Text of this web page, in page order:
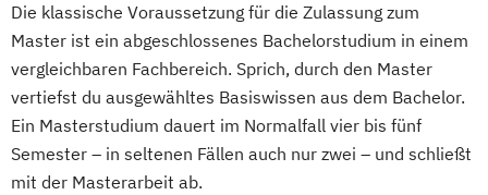
Gesundheits- und Krankenpflege
Green Marketing &
Nachhaltigkeitskommunikation (DE/EN)
Health Care Informatics
Immobilienmanagement
Informatik
Journalismus &
Rechnungswesen und Finanzmanagement
Data Science und Engineering
Design of Digital Products Digital Arts
Digital Business Management
Electrical Engineering (EN)
Embedded Systems Design
Die klassische Voraussetzung für die Zulassung zum
Master ist ein abgeschlossenes Bachelorstudium in einem
vergleichbaren Fachbereich. Sprich, durch den Master
vertiefst du ausgewähltes Basiswissen aus dem Bachelor.
Ein Masterstudium dauert im Normalfall vier bis fünf
Semester – in seltenen Fällen auch nur zwei – und schließt
mit der Masterarbeit ab.